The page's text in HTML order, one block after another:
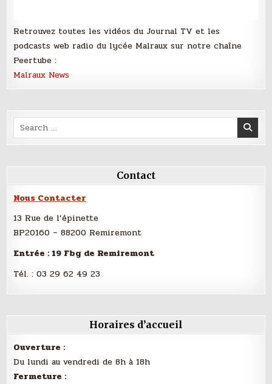
Retrouvez toutes les vidéos du Journal TV et les
podcasts web radio du lycée Malraux sur notre chaîne
Peertube :
Malraux News
Search
for:
Contact
Nous Contacter
13 Rue de l’épinette
BP20160 – 88200 Remiremont
Entrée : 19 Fbg de Remiremont
Tél. :03 29 62 49 23
Horaires d’accueil
Ouverture :
Du lundi au vendredi de 8h à 18h
Fermeture :